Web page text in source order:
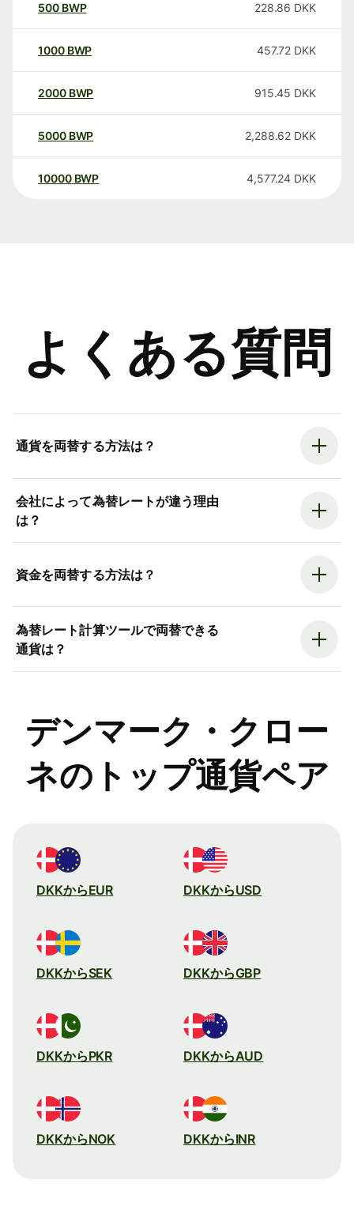
500 BWP 228.86 DKK
1000 BWP 457.72 DKK
2000 BWP 915.45 DKK
5000 BWP 2,288.62 DKK
10000 BWP 4,577.24 DKK
よくある質問
通貨を両替する方法は？
会社によって為替レートが違う理由
は？
資金を両替する方法は？
為替レート計算ツールで両替できる
通貨は？
デンマーク・クロー
ネのトップ通貨ペア
DKKからEUR DKKからUSD
DKKからSEK DKKからGBP
DKKからPKR DKKからAUD
DKKからNOK DKKからINR